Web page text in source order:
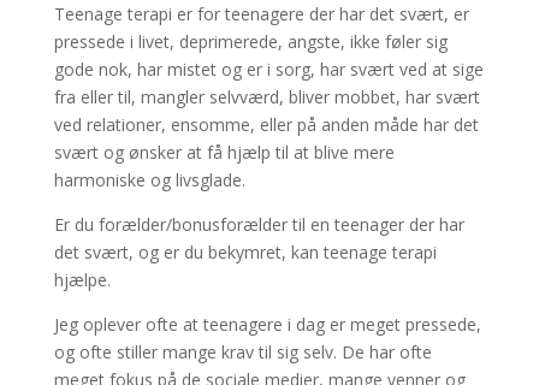
Teenage terapi er for teenagere der har det svært, er
pressede i livet, deprimerede, angste, ikke føler sig
gode nok, har mistet og er i sorg, har svært ved at sige
fra eller til, mangler selvværd, bliver mobbet, har svært
ved relationer, ensomme, eller på anden måde har det
svært og ønsker at få hjælp til at blive mere
harmoniske og livsglade.
Er du forælder/bonusforælder til en teenager der har
det svært, og er du bekymret, kan teenage terapi
hjælpe.
Jeg oplever ofte at teenagere i dag er meget pressede,
og ofte stiller mange krav til sig selv. De har ofte
meget fokus på de sociale medier, mange venner og